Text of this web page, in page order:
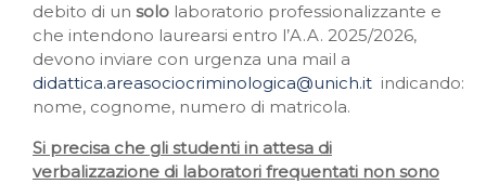
debito di un solo laboratorio professionalizzante e
che intendono laurearsi entro l’A.A. 2025/2026,
devono inviare con urgenza una mail a
didattica.areasociocriminologica@unich.it indicando:
nome, cognome, numero di matricola.
Si precisa che gli studenti in attesa di
verbalizzazione di laboratori frequentati non sono